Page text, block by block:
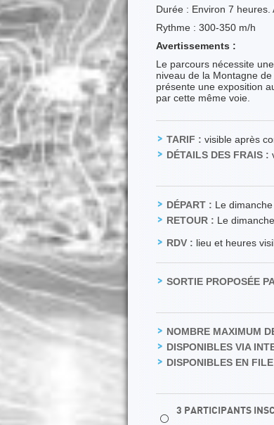
Durée : Environ 7 heures.
Rythme : 300-350 m/h
Avertissements :
Le parcours nécessite
niveau de la Montagne
présente une exposition
par cette même voie.
TARIF : visible après
DÉTAILS DES FRAIS :
DÉPART : Le
RETOUR : Le
RDV : lieu et heures
SORTIE PROPOSÉE
NOMBRE MAXIMUM
DISPONIBLES VIA
DISPONIBLES EN
⚪
3 PARTICIPANTS